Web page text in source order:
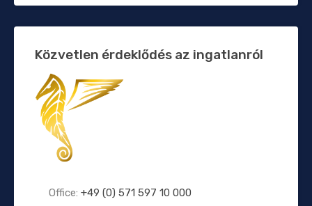
Közvetlen érdeklődés az ingatlanról
Office: +49 (0) 571 597 10 000